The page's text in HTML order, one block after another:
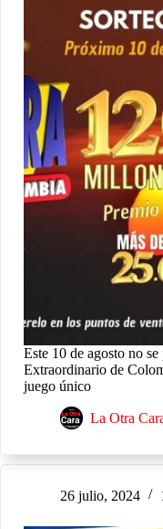
Este 10 de agosto no
Extraordinario de
juego único
La Otra
26 julio, 2024